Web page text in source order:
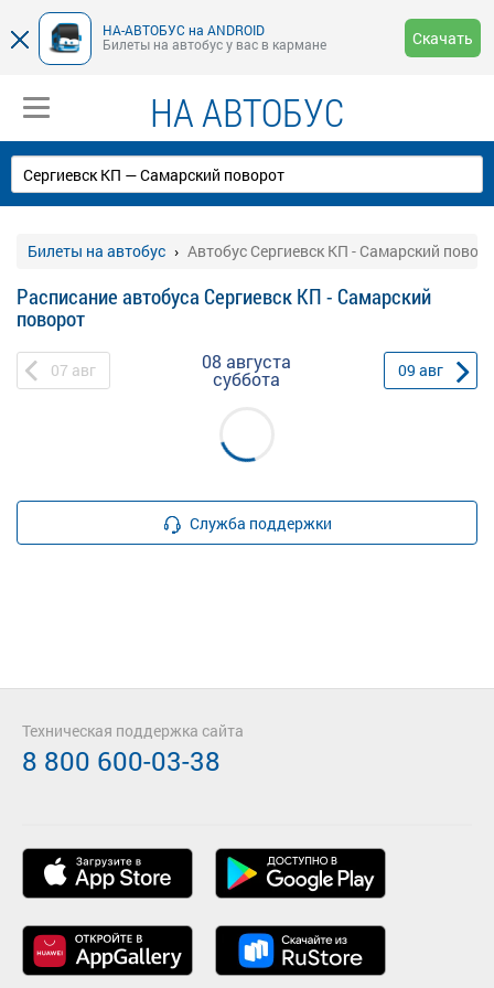
НА-АВТОБУС на ANDROID
Билеты на автобус у вас в кармане
Скачать
НА АВТОБУС
Билеты на автобус Автобус Сергиевск КП - Самарский
Расписание автобуса Сергиевск КП - Самарский
поворот
07 авг 08 августа
суббота 09 авг
Служба поддержки
Техническая поддержка сайта
8 800 600-03-38